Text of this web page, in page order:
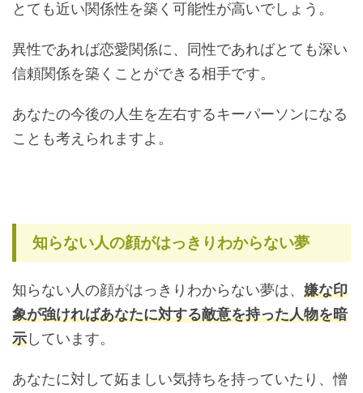
とても近い関係性を築く可能性が高いでしょう。
異性であれば恋愛関係に、同性であればとても深い
信頼関係を築くことができる相手です。
あなたの今後の人生を左右するキーパーソンになる
ことも考えられますよ。
知らない人の顔がはっきりわからない夢
知らない人の顔がはっきりわからない夢は、 嫌な印
象が強ければあなたに対する敵意を持った人物を暗
示しています。
あなたに対して妬ましい気持ちを持っていたり、憎